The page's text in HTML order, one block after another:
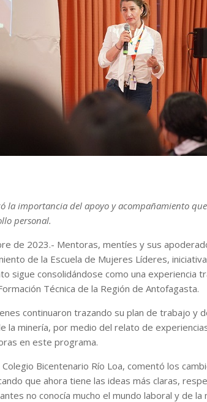
la importancia del apoyo y acompañamiento
personal.
de 2023.- Mentoras, mentíes y sus
de la Escuela de Mujeres Líderes,
sigue consolidándose como una experiencia
Técnica de la Región de Antofagasta.
continuaron trazando su plan de trabajo
la minería, por medio del relato de
en este programa.
Bicentenario Río Loa, comentó los
que ahora tiene las ideas más claras,
no conocía mucho el mundo laboral y de